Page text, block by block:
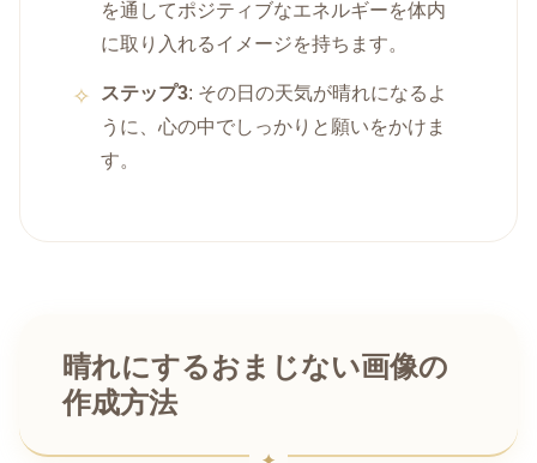
を通してポジティブなエネルギーを体内
に取り入れるイメージを持ちます。
ステップ3: その日の天気が晴れになるよ
うに、心の中でしっかりと願いをかけま
す。
晴れにするおまじない画像の
作成方法